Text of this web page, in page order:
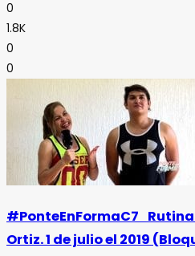
0
1.8K
0
0
#PonteEnFormaC7
Ortiz. 1 de julio el 2019